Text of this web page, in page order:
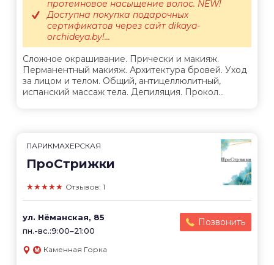
Сложное окрашивание. Прически и макияж.
Перманентный макияж. Архитектура бровей. Уход
за лицом и телом. Общий, антицеллюлитный,
испанский массаж тела. Депиляция. Прокол...
протеиновое насыщение волос. NEW!
Доступна покупка подарочных
сертификатов через сайт dikaya-
orchideya.by!...
ПАРИКМАХЕРСКАЯ
ПроСтрижки
★★★★★ Отзывов: 1
ул. Нёманская, 85
пн.-вс.:9:00–21:00
Позвонить
Каменная Горка